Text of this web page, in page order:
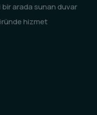
arada sunan duvar
hizmet